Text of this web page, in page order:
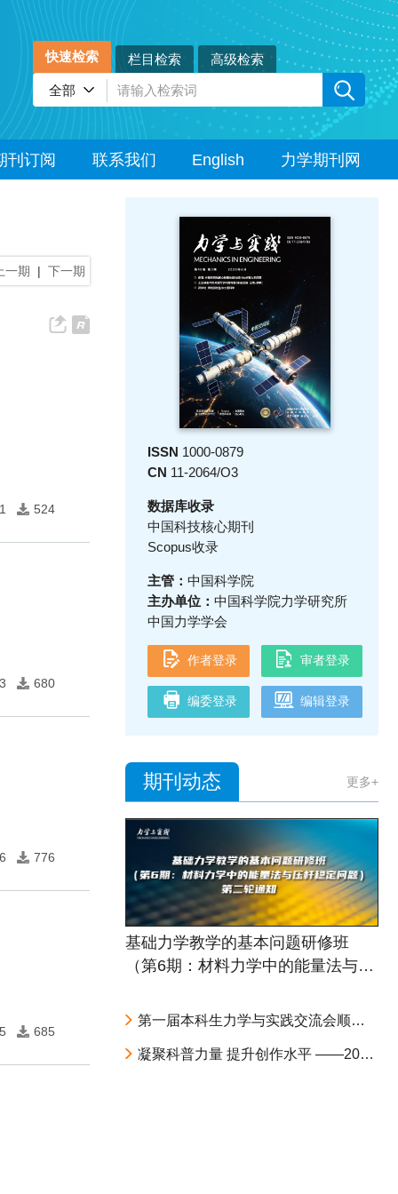
快速检索 栏目检索 高级检索
刊订阅 联系我们 English 力学期刊网
上一期 | 下一期
524
680
776
685
ISSN 1000-0879
CN 11-2064/O3
数据库收录
中国科技核心期刊
Scopus收录
主管： 中国科学院
主办单位： 中国科学院力学研究所
中国力学学会
作者登录 审者登录
编委登录 编辑登录
期刊动态 更多+
基础力学教学的基本问题研修班
（第6期：材料力学中的能量法与压
第一届本科生力学与实践交流会顺利召开
凝聚科普力量 提升创作水平 ——2026 年力学科普写作交流会在北京大学举办